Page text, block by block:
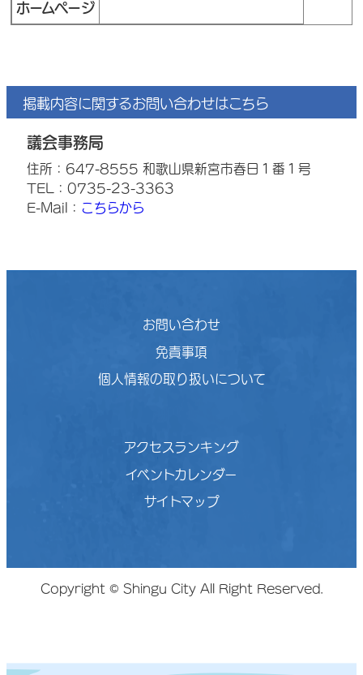
ホームページ
掲載内容に関するお問い合わせはこちら
議会事務局
住所：647-8555 和歌山県新宮市春日１番１号
TEL：0735-23-3363
E-Mail： こちらから
お問い合わせ
免責事項
個人情報の取り扱いについて
アクセスランキング
イベントカレンダー
サイトマップ
Copyright © Shingu City All Right Reserved.